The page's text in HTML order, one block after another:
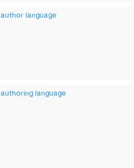
author language
authoring language